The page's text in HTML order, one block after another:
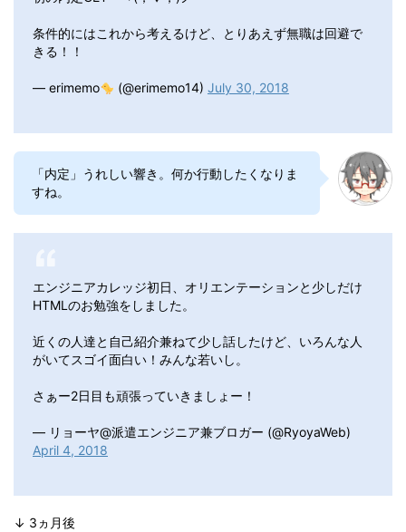
条件的にはこれから考えるけど、とりあえず無職は回避で
きる！！
— erimemo (@erimemo14) July 30, 2018
「内定」うれしい響き。何か行動したくなりま
すね。
エンジニアカレッジ初日、オリエンテーションと少しだけ
HTMLのお勉強をしました。
近くの人達と自己紹介兼ねて少し話したけど、いろんな人
がいてスゴイ面白い！みんな若いし。
さぁー2日目も頑張っていきましょー！
— リョーヤ@派遣エンジニア兼ブロガー (@RyoyaWeb)
April 4, 2018
↓ 3ヵ月後